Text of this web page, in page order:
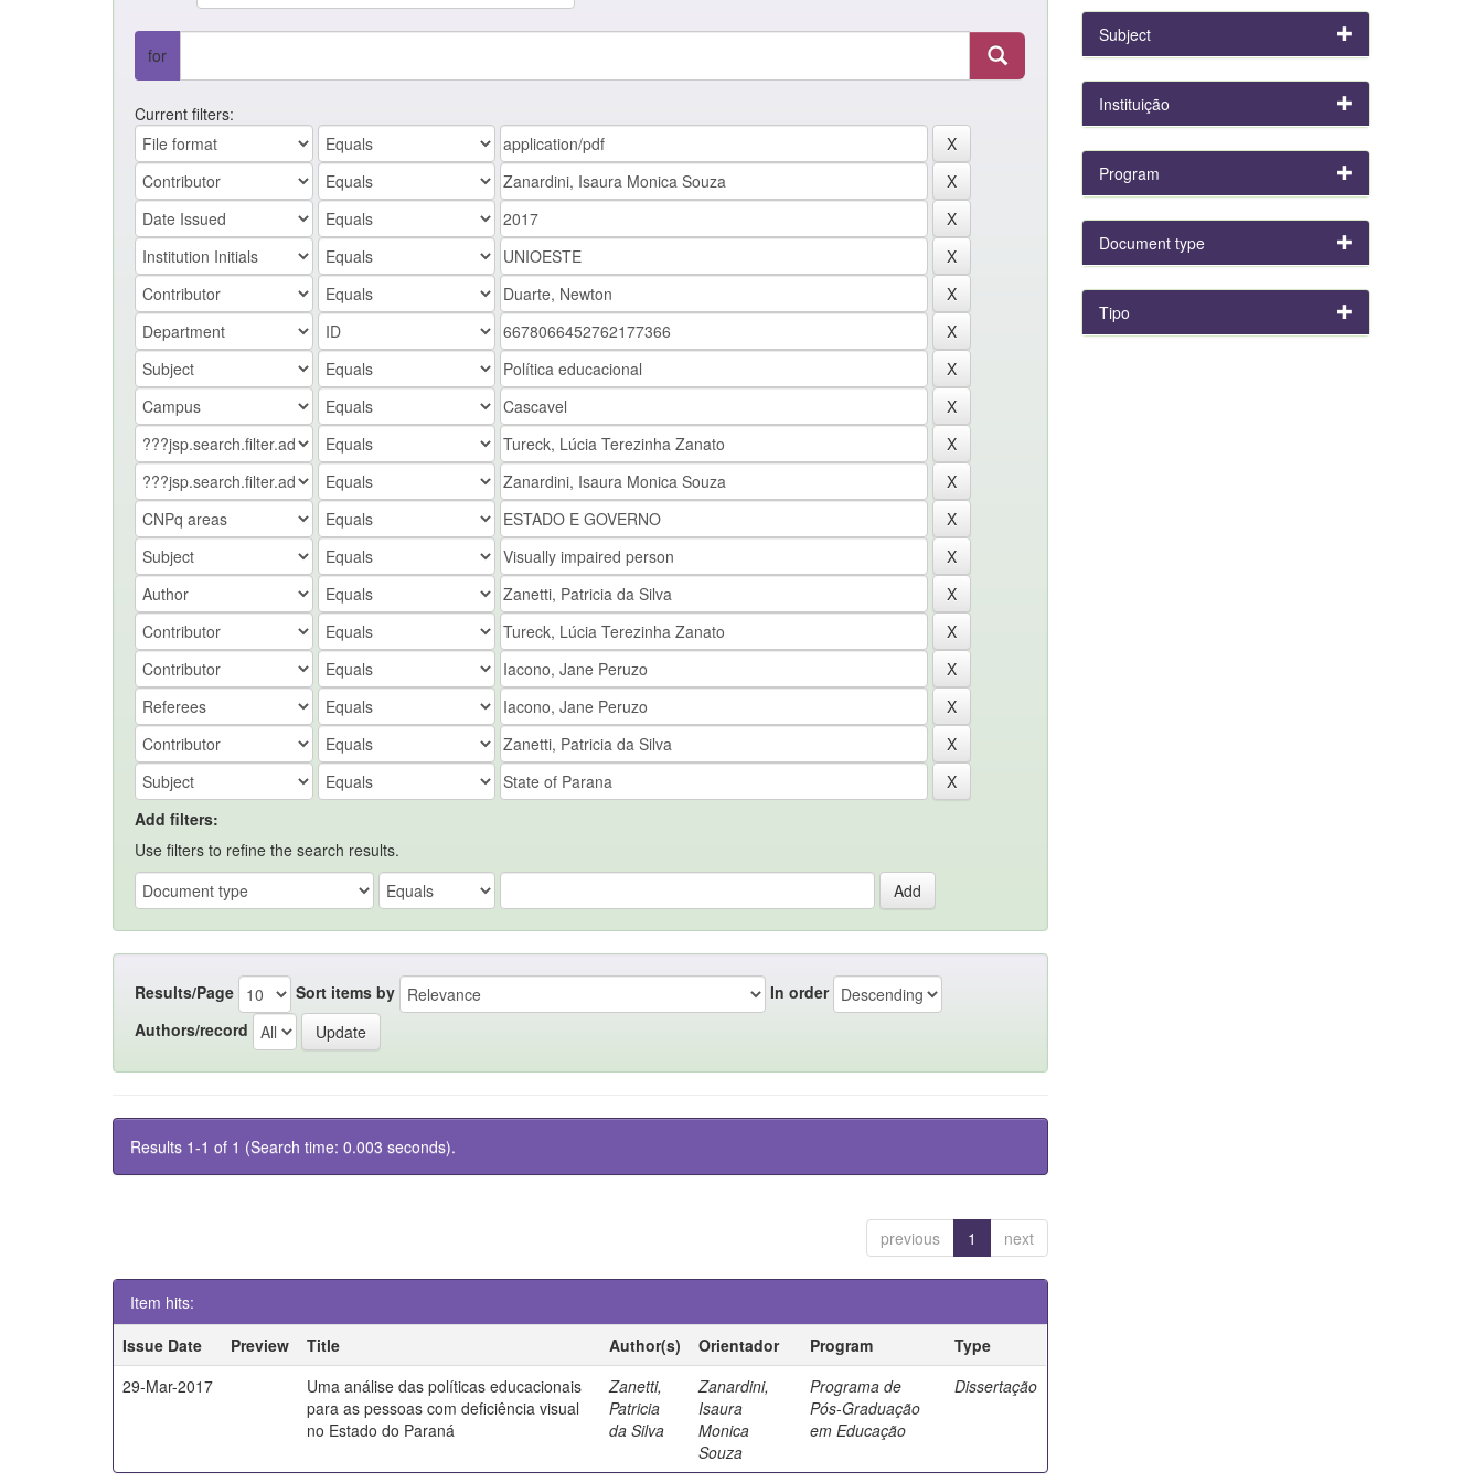
for
Current filters:
Add filters:
Use filters to refine the search results.
Results/Page Sort items by
In order
Authors/record
Results 1-1 of 1 (Search time: 0.003 seconds).
previous 1 next
Item hits:
Issue Date
Preview Title Author(s) Orientador Program
Type
29-Mar-2017
Uma análise das políticas educacionais
para as pessoas com deficiência visual
no Estado do Paraná
Zanetti,
Patricia
da Silva
Zanardini,
Isaura
Monica
Souza
Programa de
Pós-Graduação
em Educação
Dissertação
Subject
Instituição
Program
Document type
Tipo